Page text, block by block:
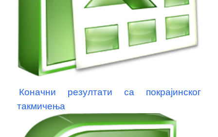
Коначни резултати са покрајинског
такмичења